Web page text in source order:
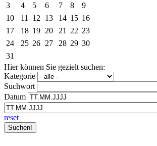
3
4 5 6 7 8
9
10
11 12 13 14 15 16
17
18 19 20 21 22 23
24
25 26 27 28 29 30
31
Hier können Sie gezielt suchen:
Kategorie
Suchwort
Datum
reset